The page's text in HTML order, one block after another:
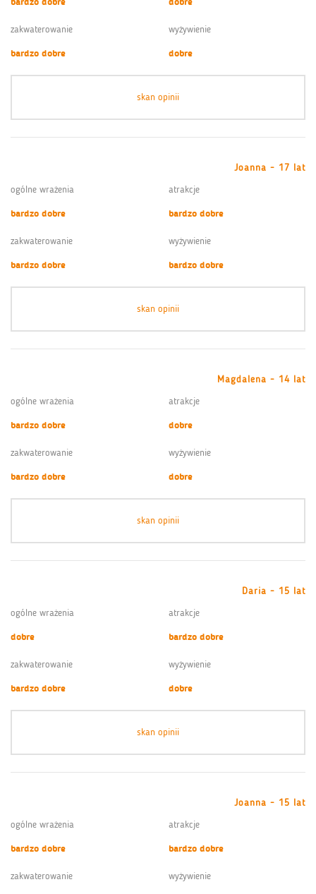
zakwaterowanie
bardzo dobre
wyżywienie
dobre
skan opinii
Joanna - 17 lat
ogólne wrażenia
bardzo dobre
atrakcje
bardzo dobre
zakwaterowanie
bardzo dobre
wyżywienie
bardzo dobre
skan opinii
Magdalena - 14 lat
ogólne wrażenia
bardzo dobre
atrakcje
dobre
zakwaterowanie
bardzo dobre
wyżywienie
dobre
skan opinii
Daria - 15 lat
ogólne wrażenia
dobre
atrakcje
bardzo dobre
zakwaterowanie
bardzo dobre
wyżywienie
dobre
skan opinii
Joanna - 15 lat
ogólne wrażenia
bardzo dobre
atrakcje
bardzo dobre
zakwaterowanie
wyżywienie